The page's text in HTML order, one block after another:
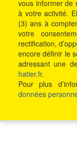
vous informer de
à votre activité.
(3) ans à
votre
rectification,
encore définir le
adressant une
hatier.fr.
Pour plus
données